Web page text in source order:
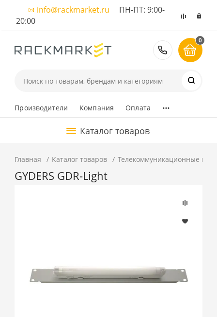
info@rackmarket.ru ПН-ПТ: 9:00-
20:00
8 (495)
0
Производители Компания Оплата ...
Каталог товаров
Главная Каталог товаров Телекоммуникационные
GYDERS GDR-Light